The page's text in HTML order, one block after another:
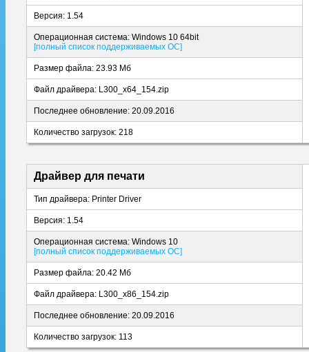
Версия: 1.54
Операционная система: Windows 10 64bit
[полный список поддерживаемых ОС]
Размер файла: 23.93 Мб
Файл драйвера: L300_x64_154.zip
Последнее обновление: 20.09.2016
Количество загрузок: 218
Драйвер для печати
Тип драйвера: Printer Driver
Версия: 1.54
Операционная система: Windows 10
[полный список поддерживаемых ОС]
Размер файла: 20.42 Мб
Файл драйвера: L300_x86_154.zip
Последнее обновление: 20.09.2016
Количество загрузок: 113